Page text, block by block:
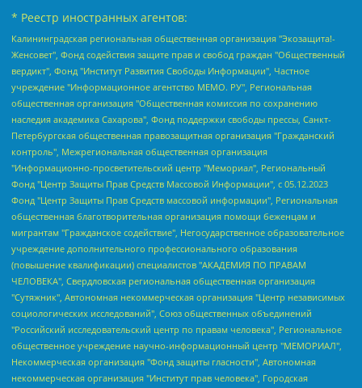
* Реестр иностранных агентов:
Калининградская региональная общественная организация "Экозащита!-Женсовет", Фонд содействия защите прав и свобод граждан "Общественный вердикт", Фонд "Институт Развития Свободы Информации", Частное учреждение "Информационное агентство МЕМО. РУ", Региональная общественная организация "Общественная комиссия по сохранению наследия академика Сахарова", Фонд поддержки свободы прессы, Санкт-Петербургская общественная правозащитная организация "Гражданский контроль", Межрегиональная общественная организация "Информационно-просветительский центр "Мемориал", Региональный Фонд "Центр Защиты Прав Средств Массовой Информации", с 05.12.2023 Фонд "Центр Защиты Прав Средств массовой информации", Региональная общественная благотворительная организация помощи беженцам и мигрантам "Гражданское содействие", Негосударственное образовательное учреждение дополнительного профессионального образования (повышение квалификации) специалистов "АКАДЕМИЯ ПО ПРАВАМ ЧЕЛОВЕКА", Свердловская региональная общественная организация "Сутяжник", Автономная некоммерческая организация "Центр независимых социологических исследований", Союз общественных объединений "Российский исследовательский центр по правам человека", Региональное общественное учреждение научно-информационный центр "МЕМОРИАЛ", Некоммерческая организация "Фонд защиты гласности", Автономная некоммерческая организация "Институт прав человека", Городская общественная организация "Екатеринбургское общество "МЕМОРИАЛ", Городская общественная организация "Рязанское историко-просветительское и правозащитное общество "Мемориал" (Рязанский Мемориал), Челябинский региональный орган общественной самодеятельности – женское общественное объединение "Женщины Евразии", Челябинский региональный орган общественной самодеятельности "Уральская правозащитная группа", Фонд содействия защите здоровья и социальной справедливости имени Андрея Рылькова, Автономная Некоммерческая Организация "Аналитический Центр Юрия Левады", Автономная некоммерческая организация социальной поддержки населения "Проект Апрель", Региональная общественная организация помощи женщинам и детям, находящимся в кризисной ситуации "Информационно-методический центр "Анна", Фонд содействия развитию массовых коммуникаций и правовому просвещению "Так-так-Так", Фонд содействия устойчивому развитию "Серебряная тайга", Свердловский региональный общественный фонд социальных проектов "Новое время", "Idel.Реалии", Кавказ.Реалии, Крым.Реалии, Телеканал Настоящее Время, Татаро-башкирская служба Радио Свобода (Azatliq Radiosi), Радио Свободная Европа/Радио Свобода (PCE/PC), "Сибирь.Реалии", "Фактограф", Благотворительный фонд помощи осужденным и их семьям, Автономная некоммерческая организация "Институт глобализации и социальных движений", Фонд "В защиту прав заключенных", Частное учреждение "Центр поддержки и содействия развитию средств массовой информации", Пензенский региональный общественный благотворительный фонд "Гражданский союз", "Север.Реалии", Некоммерческая организация Фонд "Правовая инициатива", Общество с ограниченной ответственностью "Радио Свободная Европа/Радио Свобода", Чешское информационное агентство "MEDIUM-ORIENT", Красноярская региональная общественная организация "Мы против СПИДа", Камалягин Денис Николаевич, Маркелов Сергей Евгеньевич, Пономарев Лев Александрович, Савицкая Людмила Алексеевна, Автономная некоммерческая организация "Центр по работе с проблемой насилия "НАСИЛИЮ.НЕТ", Межрегиональный профессиональный союз работников здравоохранения "Альянс врачей", Юридическое лицо, зарегистрированное в Латвийской Республике, SIA "Medusa Project" (регистрационный номер 40103797863, дата регистрации 10.06.2014), Некоммерческая организация "Фонд по борьбе с коррупцией", Автономная некоммерческая организация "Институт права и публичной политики", Баданин Роман Сергеевич, Гликин Максим Александрович, Железнова Мария Михайловна, Лукьянова Юлия Сергеевна, Маетная Елизавета Витальевна, Маняхин Петр Борисович, Чуракова Ольга Владимировна, Ярош Юлия Петровна, Юридическое лицо "The Insider SIA", зарегистрированное в Риге, Латвийская Республика (дата регистрации 26.06.2015), являющееся администратором доменного имени интернет-издания "The Insider SIA", https://theins.ru, Постернак Алексей Евгеньевич, Рубин Михаил Аркадьевич, Анин Роман Александрович, Юридическое лицо Istories fonds, зарегистрированное в Латвийской Республике (регистрационный номер 50008295751, дата регистрации 24.02.2020), Великовский Дмитрий Александрович, Долинина Ирина Николаевна, Мароховская Алеся Алексеевна, Шлейнов Роман Юрьевич, Шмагун Олеся Валентиновна, Общество с ограниченной ответственностью "Альтаир 2021", Общество с ограниченной ответственностью "Вега 2021", Общество с ограниченной ответственностью "Главный редактор 2021", Общество с ограниченной ответственностью "Ромашки монолит", Важенков Артем Валерьевич, Ивановская областная общественная организация "Центр гендерных исследований", Гурман Юрий Альбертович, Медиапроект "ОВД-Инфо", Егоров Владимир Владимирович, Жилинский Владимир Александрович, Общество с ограниченной ответственностью "ЗП", Иванова София Юрьевна, Карезина Инна Павловна, Кильтау Екатерина Викторовна, Петров Алексей Викторович, Пискунов Сергей Евгеньевич, Смирнов Сергей Сергеевич, Тихонов Михаил Сергеевич, Общество с ограниченной ответственностью "ЖУРНАЛИСТ-ИНОСТРАННЫЙ АГЕНТ", Арапова Галина Юрьевна, Вольтская Татьяна Анатольевна, Американская компания "Mason G.E.S. Anonymous Foundation" (США), являющаяся владельцем интернет-издания https://mnews.world/, Компания "Stichting Bellingcat", зарегистрированная в Нидерландах (дата регистрации 11.07.2018), Захаров Андрей Вячеславович, Клепиковская Екатерина Дмитриевна, Общество с ограниченной ответственностью "МЕМО", Перл Роман Александрович, Симонов Евгений Алексеевич, Соловьева Елена Анатольевна, Сотников Даниил Владимирович, Сурначева Елизавета Дмитриевна, Автономная некоммерческая организация по защите прав человека и информированию населения "Якутия – Наше Мнение", Общество с ограниченной ответственностью "Москоу диджитал медиа", с 26.01.2023 Общество с ограниченной ответственностью "Чайка Белые сады", Ветошкина Валерия Валерьевна, Заговора Максим Александрович, Межрегиональное общественное движение "Российская ЛГБТ - сеть", Оленичев Максим Владимирович, Павлов Иван Юрьевич, Скворцова Елена Сергеевна, Общество с ограниченной ответственностью "Как бы инагент", Кочетков Игорь Викторович, Общество с ограниченной ответственностью "Честные выборы", Еланчик Олег Александрович, Общество с ограниченной ответственностью "Нобелевский призыв", Гималова Регина Эмилевна, Григорьев Андрей Валерьевич, Григорьева Алина Александровна, Ассоциация по содействию защите прав призывников, альтернативнослужащих и военнослужащих "Правозащитная группа "Гражданин.Армия.Право", Хисамова Регина Фаритовна, Автономная некоммерческая организация по реализации социально-правовых программ "Лилит", Дальневосточное общественное движение "Маяк", Санкт-Петербургская ЛГБТ-инициативная группа "Выход", Инициативная группа ЛГБТ+ "Реверс", Алексеев Андрей Викторович, Бекбулатова Таисия Львовна, Беляев Иван Михайлович, Владыкина Елена Сергеевна, Гельман Марат Александрович, Никульшина Вероника Юрьевна, Толоконникова Надежда Андреевна, Шендерович Виктор Анатольевич, Общество с ограниченной ответственностью "Данное сообщение", Общество с ограниченной ответственностью Издательский дом "Новая глава", Айнбиндер Александра Александровна, Московский комьюнити-центр для ЛГБТ+инициатив, Благотворительный фонд развития филантропии, Deutsche Welle (Германия, Kurt-Schumacher-Strasse 3, 53113 Bonn), Борзунова Мария Михайловна, Воробьев Виктор Викторович, Голубева Анна Львовна, Константинова Алла Михайловна, Малкова Ирина Владимировна, Мурадов Мурад Абдулгалимович, Осетинская Елизавета Николаевна, Понасенков Евгений Николаевич, Ганапольский Матвей Юрьевич, Киселев Евгений Алексеевич, Борухович Ирина Григорьевна, Дремин Иван Тимофеевич, Дубровский Дмитрий Викторович, Красноярская региональная общественная организация поддержки и развития альтернативных образовательных технологий и межкультурных коммуникаций "ИНТЕРРА", Маяковская Екатерина Алексеевна, Фейгин Марк Захарович, Филимонов Андрей Викторович, Дзугкоева Регина Николаевна, Доброхотов Роман Александрович, Дудь Юрий Александрович, Елкин Сергей Владимирович, Кругликов Кирилл Игоревич, Сабунаева Мария Леонидовна, Семенов Алексей Владимирович, Шаинян Карен Багратович, Шульман Екатерина Михайловна, Асафьев Артур Валерьевич, Вахштайн Виктор Семенович, Венедиктов Алексей Алексеевич, Лушникова Екатерина Евгеньевна, Волков Леонид Михайлович, Невзоров Александр Глебович, Пархоменко Сергей Борисович, Сироткин Ярослав Николаевич, Кара-Мурза Владимир Владимирович, Баранова Наталья Владимировна, Гозман Леонид Яковлевич, Кагарлицкий Борис Юльевич, Климарев Михаил Валерьевич, Милов Владимир Станиславович, Автономная некоммерческая организация Краснодарский центр современного искусства "Типография", Моргенштерн Алишер Тагирович, Соболь Любовь Эдуардовна, Общество с ограниченной ответственностью "ЛИЗА НОРМ", Каспаров Гарри Кимович, Ходорковский Михаил Борисович, Общество с ограниченной ответственностью "Апрельские тезисы", Данилович Ирина Брониславовна, Кашин Олег Владимирович, Петров Николай Владимирович, Пивоваров Алексей Владимирович, Соколов Михаил Владимирович, Цветкова Юлия Владимировна, Чичваркин Евгений Александрович, Комитет против пыток/Команда против пыток, Общество с ограниченной ответственностью "Первый научный", Общество с ограниченной ответственностью "Вертолет и ко", Белоцерковская Вероника Борисовна, Кац Максим Евгеньевич, Лазарева Татьяна Юрьевна, Шаведдинов Руслан Табризович, Яшин Илья Валерьевич, Общество с ограниченной ответственностью "Иноагент ААВ", Алешковский Дмитрий Петрович, Альбац Евгения Марковна, Быков Дмитрий Львович, Галямина Юлия Евгеньевна, Лойко Сергей Леонидович, Мартынов Кирилл Константинович, Медведев Сергей Александрович, Крашенинников Федор Геннадиевич, Гордеева Катерина Вл